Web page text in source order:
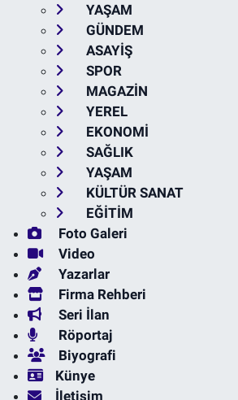
YAŞAM
GÜNDEM
ASAYİŞ
SPOR
MAGAZİN
YEREL
EKONOMİ
SAĞLIK
YAŞAM
KÜLTÜR SANAT
EĞİTİM
Foto Galeri
Video
Yazarlar
Firma Rehberi
Seri İlan
Röportaj
Biyografi
Künye
İletişim